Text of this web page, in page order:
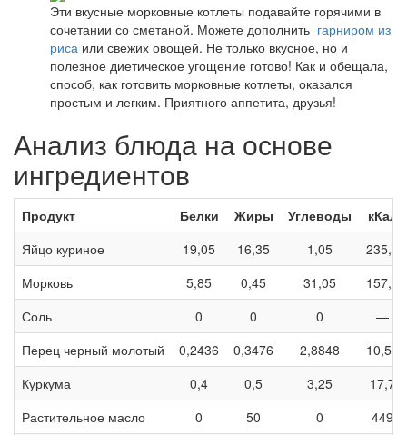
Эти вкусные морковные котлеты подавайте горячими в
сочетании со сметаной. Можете дополнить гарниром из
риса или свежих овощей. Не только вкусное, но и
полезное диетическое угощение готово! Как и обещала,
способ, как готовить морковные котлеты, оказался
простым и легким. Приятного аппетита, друзья!
Анализ блюда на основе
ингредиентов
Продукт Белки Жиры Углеводы
кКал
Яйцо куриное
19,05 16,35 1,05
235,5
Морковь
5,85 0,45 31,05
157,5
Соль
0 0 0
—
Перец черный молотый
0,2436 0,3476 2,8848
10,52
Куркума
0,4 0,5 3,25
17,7
Растительное масло
0 50 0
449